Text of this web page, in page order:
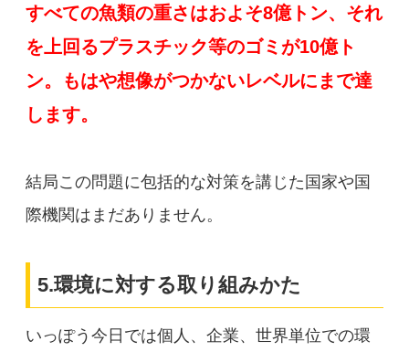
すべての魚類の重さはおよそ8億トン、それ
を上回るプラスチック等のゴミが10億ト
ン。もはや想像がつかないレベルにまで達
します。
結局この問題に包括的な対策を講じた国家や国
際機関はまだありません。
5.環境に対する取り組みかた
いっぽう今日では個人、企業、世界単位での環